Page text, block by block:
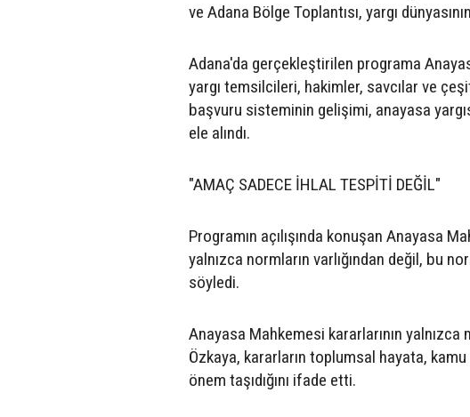
ve Adana Bölge Toplantısı, yargı
Adana'da gerçekleştirilen programa
yargı temsilcileri, hakimler, savcılar ve
başvuru sisteminin gelişimi, anayasa
ele alındı.
"AMAÇ SADECE İHLAL TESPİTİ DEĞİL"
Programın açılışında konuşan Anayasa
yalnızca normların varlığından değil, bu
söyledi.
Anayasa Mahkemesi kararlarının
Özkaya, kararların toplumsal hayata,
önem taşıdığını ifade etti.